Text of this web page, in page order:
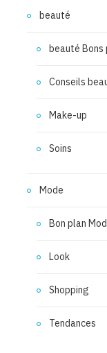
beauté
beauté Bons
Conseils
Make-up
Soins
Mode
Bon plan
Look
Shopping
Tendances